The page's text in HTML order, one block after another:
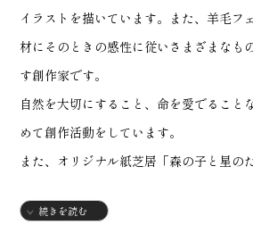
イラストを描いています。また、羊毛フ
材にそのときの感性に従いさまざまなも
す創作家です。
自然を大切にすること、命を愛でること
めて創作活動をしています。
また、オリジナル紙芝居「森の子と星の
続きを読む